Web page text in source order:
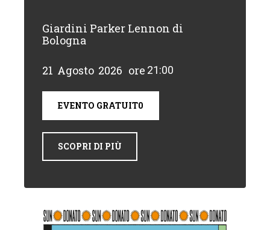
Giardini Parker Lennon di
Bologna
21 Agosto 2026 ore 21:00
EVENTO GRATUIT0
SCOPRI DI PIÙ